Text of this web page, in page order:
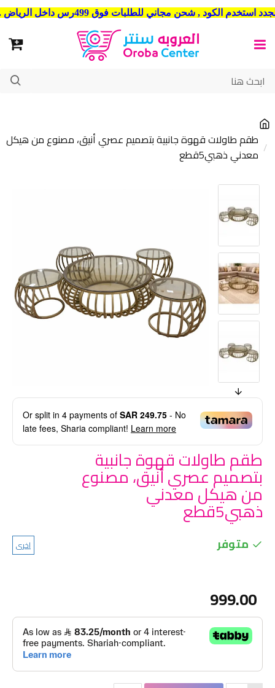
شحن مجاني للطلبات فوق 499رس داخل الرياض . وشحن الي جميع مدن المملكة العربية السعودية
طقم طاولات قهوة جانبية بتصميم عصري أنيق، مصنوع من هيكل
معدني ذهبي5قطع
Or split in 4 payments of SAR 249.75 - No
late fees, Sharia compliant! Learn more
طقم طاولات قهوة جانبية
بتصميم عصري أنيق، مصنوع
من هيكل معدني
ذهبي5قطع
متوفر اخرى
999.00